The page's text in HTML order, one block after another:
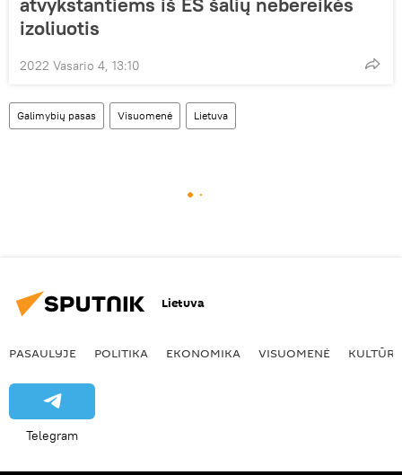
izoliuotis
2022 Vasario 4, 13:10
Galimybių pasas Visuomenė Lietuva
Lietuva
PASAULYJE POLITIKA EKONOMIKA VISUOMENĖ KULTŪRA
Telegram